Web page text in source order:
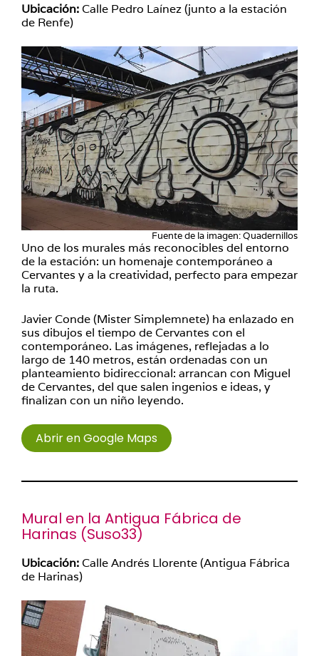
Ubicación: Calle Pedro Laínez (junto a la estación
de Renfe)
Fuente de la imagen: Quadernillos
Uno de los murales más reconocibles del entorno
de la estación: un homenaje contemporáneo a
Cervantes y a la creatividad, perfecto para empezar
la ruta.
Javier Conde (Mister Simplemnete) ha enlazado en
sus dibujos el tiempo de Cervantes con el
contemporáneo. Las imágenes, reflejadas a lo
largo de 140 metros, están ordenadas con un
planteamiento bidireccional: arrancan con Miguel
de Cervantes, del que salen ingenios e ideas, y
finalizan con un niño leyendo.
Abrir en Google Maps
Mural en la Antigua Fábrica de
Harinas (Suso33)
Ubicación: Calle Andrés Llorente (Antigua Fábrica
de Harinas)